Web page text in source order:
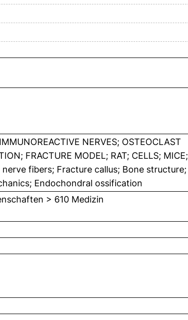
NERVES; OSTEOCLAST
FRACTURE MODEL; RAT; CELLS; MICE;
fibers; Fracture callus; Bone structure;
Endochondral ossification
> 610 Medizin